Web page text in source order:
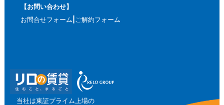
【お問い合わせ】
お問合せフォーム ご解約フォーム
当社は東証プライム上場の